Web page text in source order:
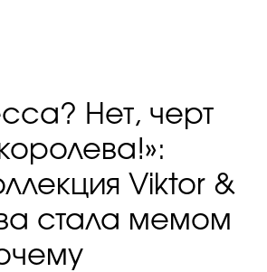
Нет, черт
Viktor &
стала мемом